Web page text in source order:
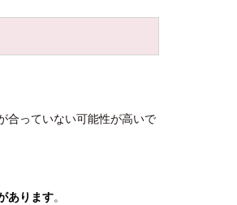
合っていない可能性が高いで
あります。